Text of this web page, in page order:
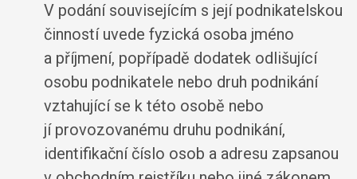
V podání souvisejícím s její podnikatelskou
činností uvede fyzická osoba jméno
a příjmení, popřípadě dodatek odlišující
osobu podnikatele nebo druh podnikání
vztahující se k této osobě nebo
jí provozovanému druhu podnikání,
identifikační číslo osob a adresu zapsanou